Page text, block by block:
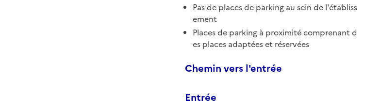
Pas de places de parking au sein de l'établiss
ement
Places de parking à proximité comprenant d
es places adaptées et réservées
Chemin vers l'entrée
Entrée